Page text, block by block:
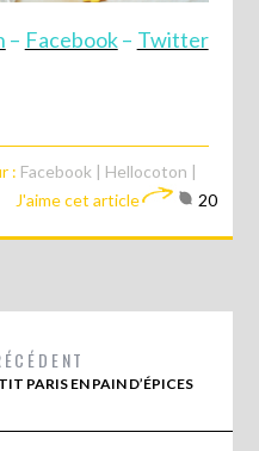
– Facebook– Twitter
: Facebook | Hellocoton |
J'aime cet article 20
PARIS EN PAIN D’ÉPICES